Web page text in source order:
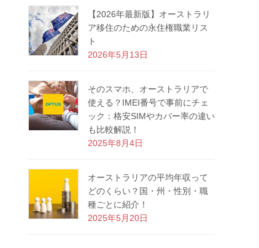
【2026年最新版】オーストラリ
ア移住のための永住権職業リス
ト
2026年5月13日
そのスマホ、オーストラリアで
使える？IMEI番号で事前にチェ
ック：格安SIMやカバー率の違い
も比較解説！
2025年8月4日
オーストラリアの平均年収って
どのくらい？国・州・性別・職
種ごとに紹介！
2025年5月20日